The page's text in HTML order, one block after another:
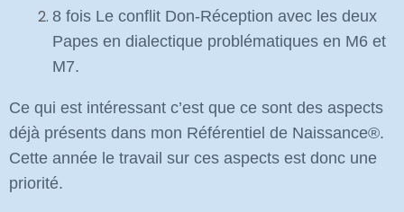
8 fois Le conflit Don-Réception avec les deux
Papes en dialectique problématiques en M6 et
M7.
Ce qui est intéressant c’est que ce sont des aspects
déjà présents dans mon Référentiel de Naissance®.
Cette année le travail sur ces aspects est donc une
priorité.